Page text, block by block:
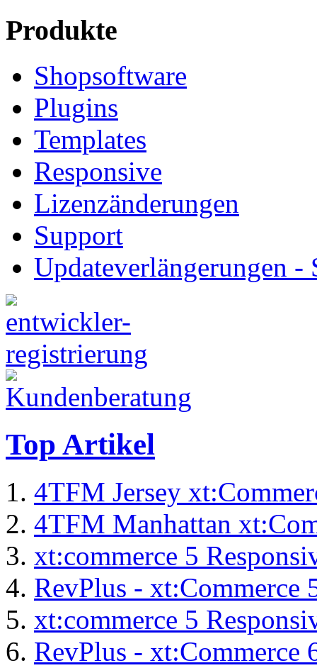
Produkte
Shopsoftware
Plugins
Templates
Responsive
Lizenzänderungen
Support
Updateverlängerungen -
Top Artikel
4TFM Jersey
4TFM Manhattan
xt:commerce 5
RevPlus - xt:Commerce
xt:commerce 5
RevPlus - xt:Commerce